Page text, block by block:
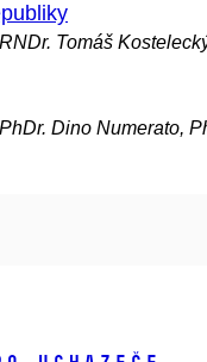
Tomáš
Dino Numerato,